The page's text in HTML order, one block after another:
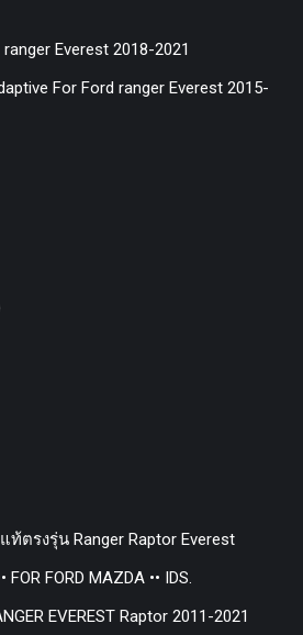
Everest 2018-2021
For Ford ranger Everest 2015-
ท้ตรงรุ่น Ranger Raptor Everest
FORD MAZDA •• IDS.
EVEREST Raptor 2011-2021